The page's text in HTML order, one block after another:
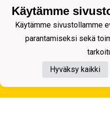
Tietosuojaseloste
Käytämme
Käytämme sivustollamme
parantamiseksi sekä
Hyväksy kaikki